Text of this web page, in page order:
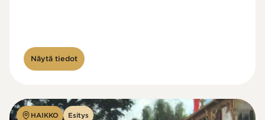
Näytä tiedot
HAIKKO Esitys